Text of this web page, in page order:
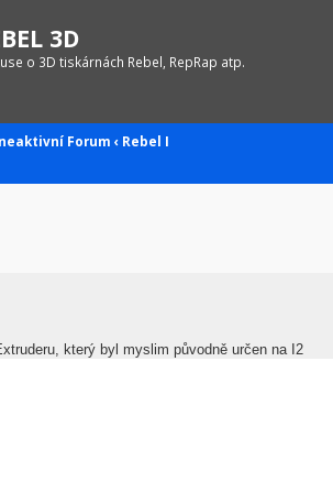
3D
o 3D tiskárnách Rebel, RepRap atp.
Forum ‹ Rebel I
který byl myslim původně určen na I2